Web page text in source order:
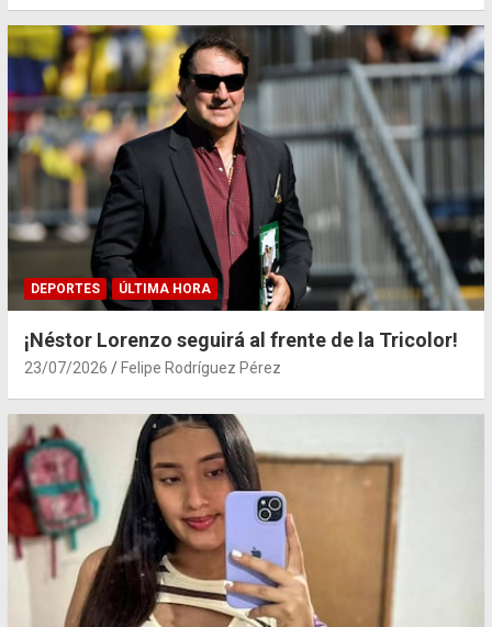
DEPORTES ÚLTIMA HORA
¡Néstor Lorenzo seguirá al frente de la Tricolor!
23/07/2026 Felipe Rodríguez Pérez